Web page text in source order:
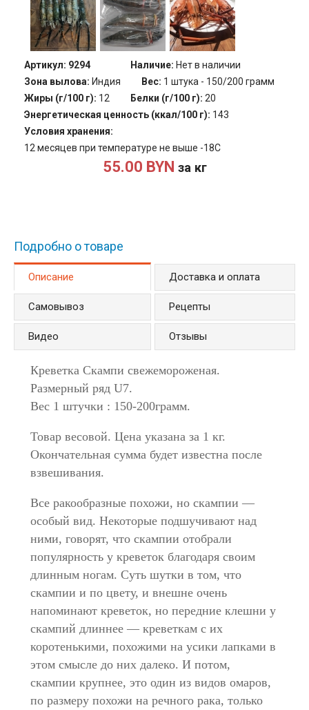
Артикул: 9294 Наличие: Нет в наличии
Зона вылова: Индия Вес: 1 штука - 150/200 грамм
Жиры (г/100 г): 12 Белки (г/100 г): 20
Энергетическая ценность (ккал/100 г): 143
Условия хранения:
12 месяцев при температуре не выше -18С
55.00 BYN за кг
Подробно о товаре
Описание Доставка и оплата
Самовывоз Рецепты
Видео Отзывы
Креветка Скампи свежемороженая.
Размерный ряд U7.
Вес 1 штучки : 150-200грамм.
Товар весовой. Цена указана за 1 кг.
Окончательная сумма будет известна после
взвешивания.
Все ракообразные похожи, но скампии —
особый вид. Некоторые подшучивают над
ними, говорят, что скампии отобрали
популярность у креветок благодаря своим
длинным ногам. Суть шутки в том, что
скампии и по цвету, и внешне очень
напоминают креветок, но передние клешни у
скампий длиннее — креветкам с их
коротенькими, похожими на усики лапками в
этом смысле до них далеко. И потом,
скампии крупнее, это один из видов омаров,
по размеру похожи на речного рака, только